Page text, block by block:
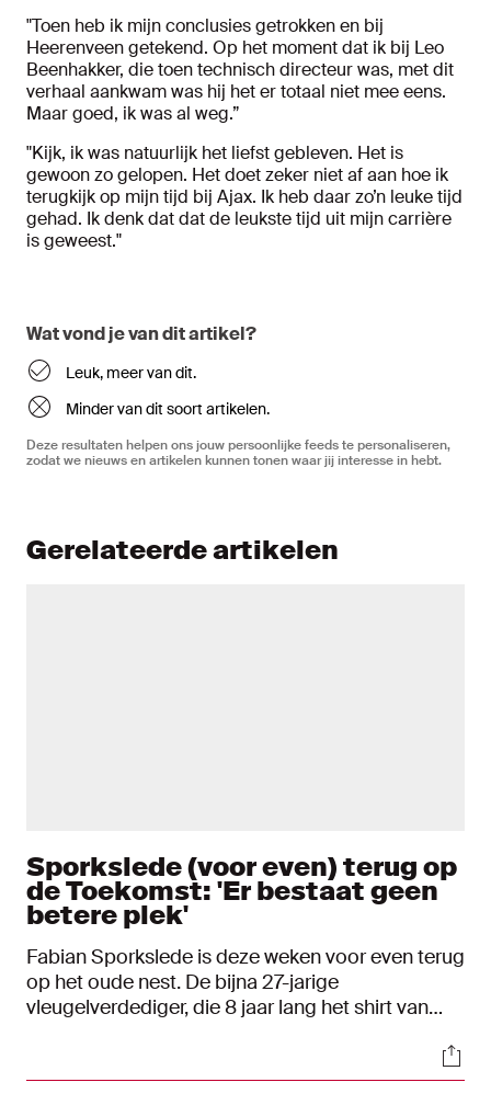
"Toen heb ik mijn conclusies getrokken en bij
Heerenveen getekend. Op het moment dat ik bij Leo
Beenhakker, die toen technisch directeur was, met dit
verhaal aankwam was hij het er totaal niet mee eens.
Maar goed, ik was al weg.”
"Kijk, ik was natuurlijk het liefst gebleven. Het is
gewoon zo gelopen. Het doet zeker niet af aan hoe ik
terugkijk op mijn tijd bij Ajax. Ik heb daar zo’n leuke tijd
gehad. Ik denk dat dat de leukste tijd uit mijn carrière
is geweest."
Wat vond je van dit artikel?
Leuk, meer van dit.
Minder van dit soort artikelen.
Deze resultaten helpen ons jouw persoonlijke feeds te personaliseren,
zodat we nieuws en artikelen kunnen tonen waar jij interesse in hebt.
Gerelateerde artikelen
Sporkslede (voor even) terug op
de Toekomst: 'Er bestaat geen
betere plek'
Fabian Sporkslede is deze weken voor even terug
op het oude nest. De bijna 27-jarige
vleugelverdediger, die 8 jaar lang het shirt van
jeugdopleiding en kwam in totaal tot 4